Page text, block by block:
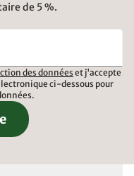
de 5 %.
des donnéeset j'accepte
ci-dessous pour